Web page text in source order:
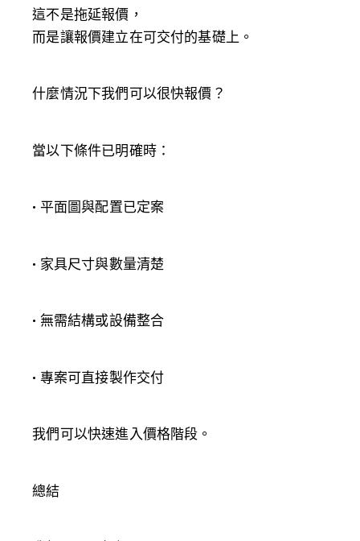
這不是拖延報價，
而是讓報價建立在可交付的基礎上。
什麼情況下我們可以很快報價？
當以下條件已明確時：
• 平面圖與配置已定案
• 家具尺寸與數量清楚
• 無需結構或設備整合
• 專案可直接製作交付
我們可以快速進入價格階段。
總結